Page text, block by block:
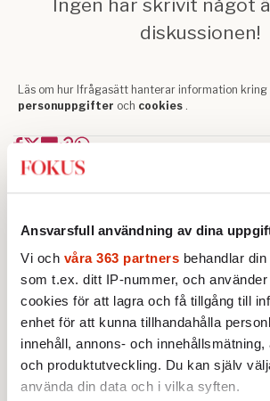
Ansvarsfull användning av dina
Vi och våra 363 partners behandlar
som t.ex. ditt IP-nummer, och
cookies för att lagra och få tillgång till
enhet för att kunna tillhandahålla
innehåll, annons- och
och produktutveckling. Du kan själv
använda din data och i vilka syften.
Text: Katarina O'Nils Franke
Kultur Konst Kultur Litteratur
Konst
Med humor
visade Lena